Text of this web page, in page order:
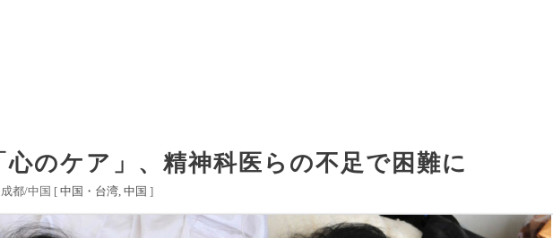
心のケア」、精神科医らの不足で困難に
都/中国 [ 中国・台湾 中国 ]